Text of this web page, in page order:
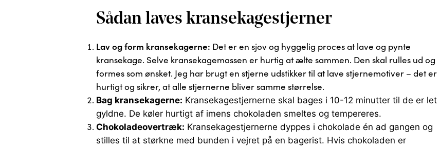
Sådan laves kransekagestjerner
Lav og form kransekagerne: Det er en sjov og hyggelig proces at lave og pynte
kransekage. Selve kransekagemassen er hurtig at ælte sammen. Den skal rulles ud og
formes som ønsket. Jeg har brugt en stjerne udstikker til at lave stjernemotiver – det er
hurtigt og sikrer, at alle stjernerne bliver samme størrelse.
Bag kransekagerne: Kransekagestjernerne skal bages i 10-12 minutter til de er let
gyldne. De køler hurtigt af imens chokoladen smeltes og tempereres.
Chokoladeovertræk: Kransekagestjernerne dyppes i chokolade én ad gangen og
stilles til at størkne med bunden i vejret på en bagerist. Hvis chokoladen er